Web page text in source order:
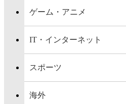
ゲーム・アニメ
IT・インターネット
スポーツ
海外